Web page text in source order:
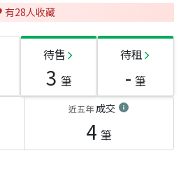
有28人收藏
待售
3 筆
待租
- 筆
近五年成交
4 筆